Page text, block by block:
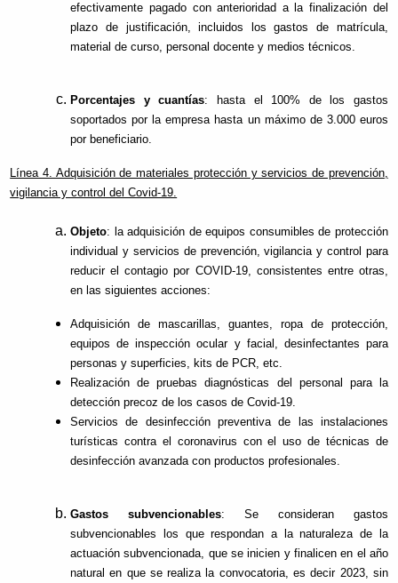
efectivamente pagado con anterioridad a la finalización del
plazo de justificación, incluidos los gastos de matrícula,
material de curso, personal docente y medios técnicos.
Porcentajes y cuantías: hasta el 100% de los gastos
soportados por la empresa hasta un máximo de 3.000 euros
por beneficiario.
Línea 4. Adquisición de materiales protección y servicios de prevención,
vigilancia y control del Covid-19.
Objeto: la adquisición de equipos consumibles de protección
individual y servicios de prevención, vigilancia y control para
reducir el contagio por COVID-19, consistentes entre otras,
en las siguientes acciones:
Adquisición de mascarillas, guantes, ropa de protección,
equipos de inspección ocular y facial, desinfectantes para
personas y superficies, kits de PCR, etc.
Realización de pruebas diagnósticas del personal para la
detección precoz de los casos de Covid-19.
Servicios de desinfección preventiva de las instalaciones
turísticas contra el coronavirus con el uso de técnicas de
desinfección avanzada con productos profesionales.
Gastos subvencionables: Se consideran gastos
subvencionables los que respondan a la naturaleza de la
actuación subvencionada, que se inicien y finalicen en el año
natural en que se realiza la convocatoria, es decir 2023, sin